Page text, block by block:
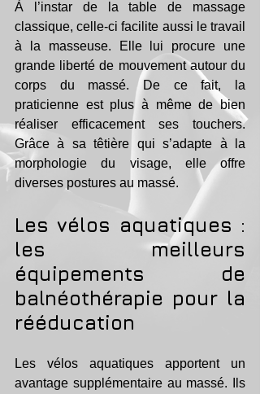
À l’instar de la table de massage
classique, celle-ci facilite aussi le travail
à la masseuse. Elle lui procure une
grande liberté de mouvement autour du
corps du massé. De ce fait, la
praticienne est plus à même de bien
réaliser efficacement ses touchers.
Grâce à sa têtière qui s’adapte à la
morphologie du visage, elle offre
diverses postures au massé.
Les vélos aquatiques :
les meilleurs
équipements de
balnéothérapie pour la
rééducation
Les vélos aquatiques apportent un
avantage supplémentaire au massé. Ils